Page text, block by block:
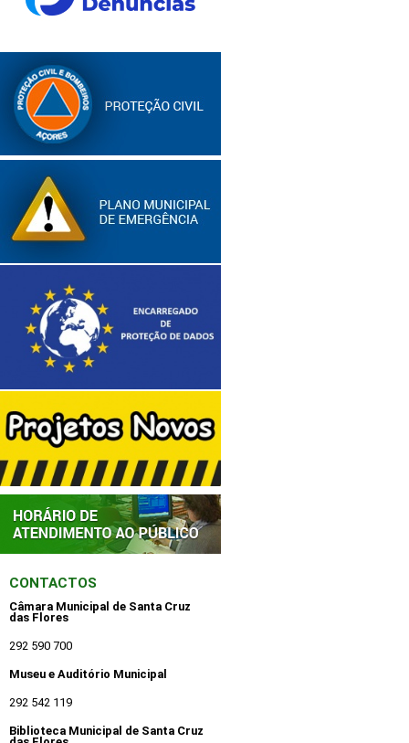
CONTACTOS
Câmara Municipal de Santa Cruz
das Flores
292 590 700
Museu e Auditório Municipal
292 542 119
Biblioteca Municipal de Santa Cruz